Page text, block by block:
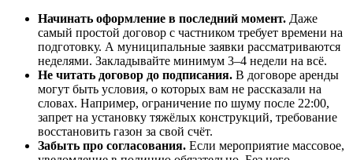
Начинать оформление в последний момент. Даже
самый простой договор с частником требует времени на
подготовку. А муниципальные заявки рассматриваются
неделями. Закладывайте минимум 3–4 недели на всё.
Не читать договор до подписания. В договоре аренды
могут быть условия, о которых вам не рассказали на
словах. Например, ограничение по шуму после 22:00,
запрет на установку тяжёлых конструкций, требование
восстановить газон за свой счёт.
Забыть про согласования. Если мероприятие массовое,